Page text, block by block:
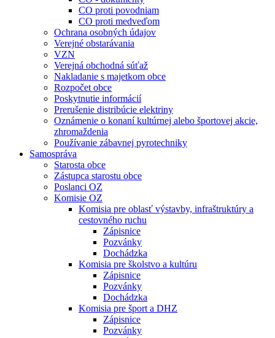
CO proti povodniam
CO proti medveďom
Ochrana osobných údajov
Verejné obstarávania
VZN
Verejná obchodná súťaž
Nakladanie s majetkom obce
Rozpočet obce
Poskytnutie informácií
Prerušenie distribúcie elektriny
Oznámenie o konaní kultúrnej alebo športovej akcie,
zhromaždenia
Používanie zábavnej pyrotechniky
Samospráva
Starosta obce
Zástupca starostu obce
Poslanci OZ
Komisie OZ
Komisia pre oblasť výstavby, infraštruktúry a
cestovného ruchu
Zápisnice
Pozvánky
Dochádzka
Komisia pre školstvo a kultúru
Zápisnice
Pozvánky
Dochádzka
Komisia pre šport a DHZ
Zápisnice
Pozvánky